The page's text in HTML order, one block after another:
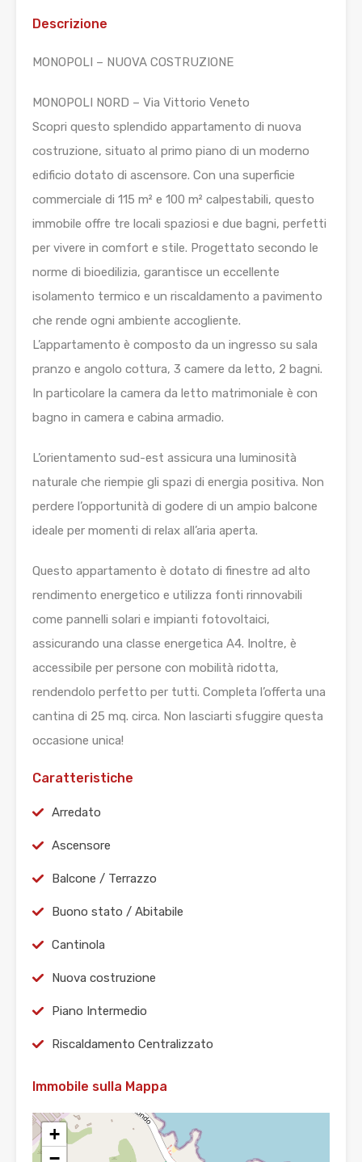
Descrizione
MONOPOLI – NUOVA COSTRUZIONE
MONOPOLI NORD – Via Vittorio Veneto
Scopri questo splendido appartamento di nuova
costruzione, situato al primo piano di un moderno
edificio dotato di ascensore. Con una superficie
commerciale di 115 m² e 100 m² calpestabili, questo
immobile offre tre locali spaziosi e due bagni, perfetti
per vivere in comfort e stile. Progettato secondo le
norme di bioedilizia, garantisce un eccellente
isolamento termico e un riscaldamento a pavimento
che rende ogni ambiente accogliente.
L’appartamento è composto da un ingresso su sala
pranzo e angolo cottura, 3 camere da letto, 2 bagni.
In particolare la camera da letto matrimoniale è con
bagno in camera e cabina armadio.
L’orientamento sud-est assicura una luminosità
naturale che riempie gli spazi di energia positiva. Non
perdere l’opportunità di godere di un ampio balcone
ideale per momenti di relax all’aria aperta.
Questo appartamento è dotato di finestre ad alto
rendimento energetico e utilizza fonti rinnovabili
come pannelli solari e impianti fotovoltaici,
assicurando una classe energetica A4. Inoltre, è
accessibile per persone con mobilità ridotta,
rendendolo perfetto per tutti. Completa l’offerta una
cantina di 25 mq. circa. Non lasciarti sfuggire questa
occasione unica!
Caratteristiche
Arredato
Ascensore
Balcone / Terrazzo
Buono stato / Abitabile
Cantinola
Nuova costruzione
Piano Intermedio
Riscaldamento Centralizzato
Immobile sulla Mappa
+